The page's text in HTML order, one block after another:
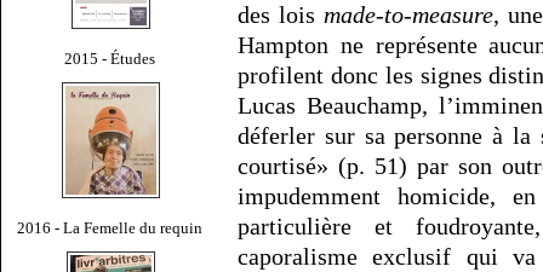
2015 - Études
2016 - La Femelle du requin
des lois made-to-measure,
Hampton ne représente
profilent donc les signes
Lucas Beauchamp,
déferler sur sa personne à
courtisé» (p. 51) par son
impudemment homicide,
particulière et
caporalisme exclusif qui